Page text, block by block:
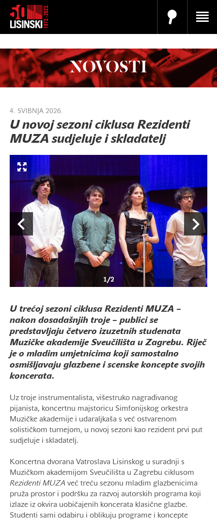
NOVOSTI
4. SVIBNJA 2026.
U novoj sezoni ciklusa Rezidenti
MUZA sudjeluje i skladatelj
1/2
U trećoj sezoni ciklusa Rezidenti MUZA –
nakon dosadašnjih troje – publici se
predstavljaju četvero izuzetnih studenata
Muzičke akademije Sveučilišta u Zagrebu. Riječ
je o mladim umjetnicima koji samostalno
osmišljavaju glazbene i scenske koncepte svojih
koncerata.
Uz troje instrumentalista, višestruko nagrađivanog
pijanista, koncertnu majstoricu Simfonijskog orkestra
Muzičke akademije i udaraljkaša s već ostvarenom
solističkom turnejom, u novoj sezoni kao rezident prvi put
sudjeluje i skladatelj.
Koncertna dvorana Vatroslava Lisinskog u suradnji s
Muzičkom akademijom Sveučilišta u Zagrebu ciklusom
Rezidenti MUZA već treću sezonu mladim glazbenicima
pruža prostor i podršku za razvoj autorskih programa koji
izlaze iz okvira uobičajenih koncerata klasične glazbe.
Studenti sami odabiru i oblikuju programe i koncepte